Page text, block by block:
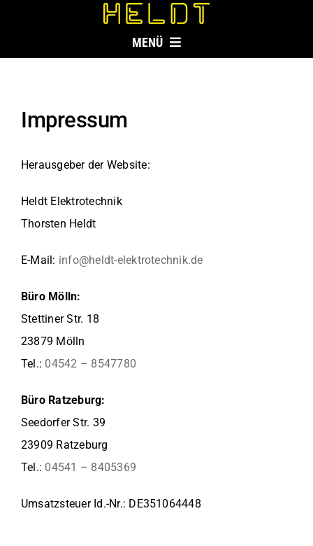
springen
MENÜ
AUSBILDUNG
KONTAKT
Impressum
Herausgeber der Website:
Heldt Elektrotechnik
Thorsten Heldt
E-Mail: info@heldt-elektrotechnik.de
Büro Mölln:
Stettiner Str. 18
23879 Mölln
Tel.: 04542 – 8547780
Büro Ratzeburg:
Seedorfer Str. 39
23909 Ratzeburg
Tel.: 04541 – 8405369
Umsatzsteuer Id.-Nr.: DE351064448